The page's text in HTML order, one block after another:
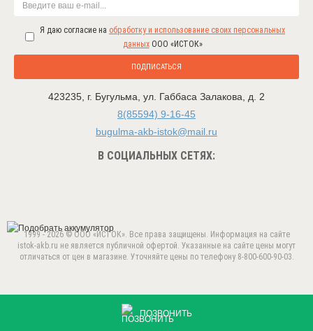
ПОЗВОНИТЬ
Я даю согласие на обработку и использование своих персональных
данныхООО «ИСТОК»
ПОДПИСАТЬСЯ
423235 г. Бугульма ул. Габбаса Залакова, д. 2
8(85594) 9-16-45
bugulma-akb-istok@mail.ru
В СОЦИАЛЬНЫХ СЕТЯХ:
1999 - 2026 © ООО «ИСТОК». Все права защищены. Информация на сайте
istok-akb.ru не является публичной офертой. Указанные на сайте цены могут
отличаться от цен в магазине. Уточняйте цены по телефону 8-800-600-90-03.
Продолжая использовать данный сайт, вы соглашаетесь с
cookie-файлов.